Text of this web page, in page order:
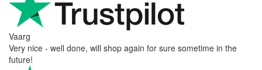
Vaarg
Very nice - well done, will shop again for sure sometime in the
future!